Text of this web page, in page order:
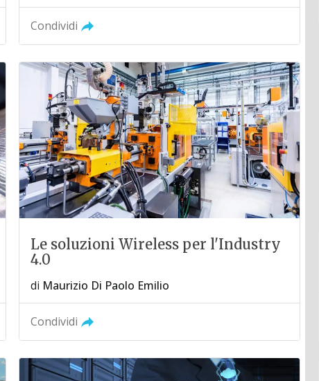
Condividi
Le soluzioni Wireless per l'Industry
4.0
di Maurizio Di Paolo Emilio
Condividi